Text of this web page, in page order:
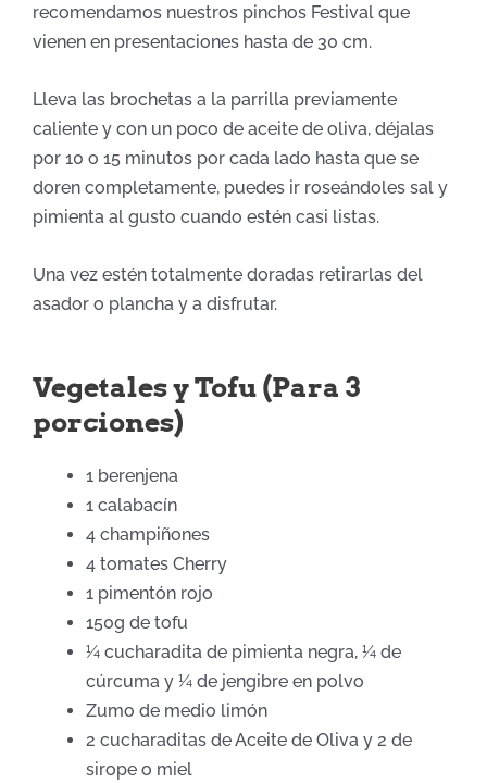
recomendamos nuestros pinchos Festival que
vienen en presentaciones hasta de 30 cm.
Lleva las brochetas a la parrilla previamente
caliente y con un poco de aceite de oliva, déjalas
por 10 o 15 minutos por cada lado hasta que se
doren completamente, puedes ir roseándoles sal y
pimienta al gusto cuando estén casi listas.
Una vez estén totalmente doradas retirarlas del
asador o plancha y a disfrutar.
Vegetales y Tofu (Para 3
porciones)
1 berenjena
1 calabacín
4 champiñones
4 tomates Cherry
1 pimentón rojo
150g de tofu
¼ cucharadita de pimienta negra, ¼ de
cúrcuma y ¼ de jengibre en polvo
Zumo de medio limón
2 cucharaditas de Aceite de Oliva y 2 de
sirope o miel